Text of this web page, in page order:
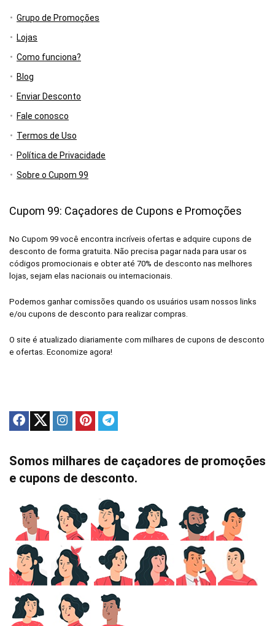
Grupo de Promoções
Lojas
Como funciona?
Blog
Enviar Desconto
Fale conosco
Termos de Uso
Política de Privacidade
Sobre o Cupom 99
Cupom 99: Caçadores de Cupons e Promoções
No Cupom 99 você encontra incríveis ofertas e adquire cupons de
desconto de forma gratuita. Não precisa pagar nada para usar os
códigos promocionais e obter até 70% de desconto nas melhores
lojas, sejam elas nacionais ou internacionais.
Podemos ganhar comissões quando os usuários usam nossos links
e/ou cupons de desconto para realizar compras.
O site é atualizado diariamente com milhares de cupons de desconto
e ofertas. Economize agora!
Somos milhares de caçadores de promoções
e cupons de desconto.